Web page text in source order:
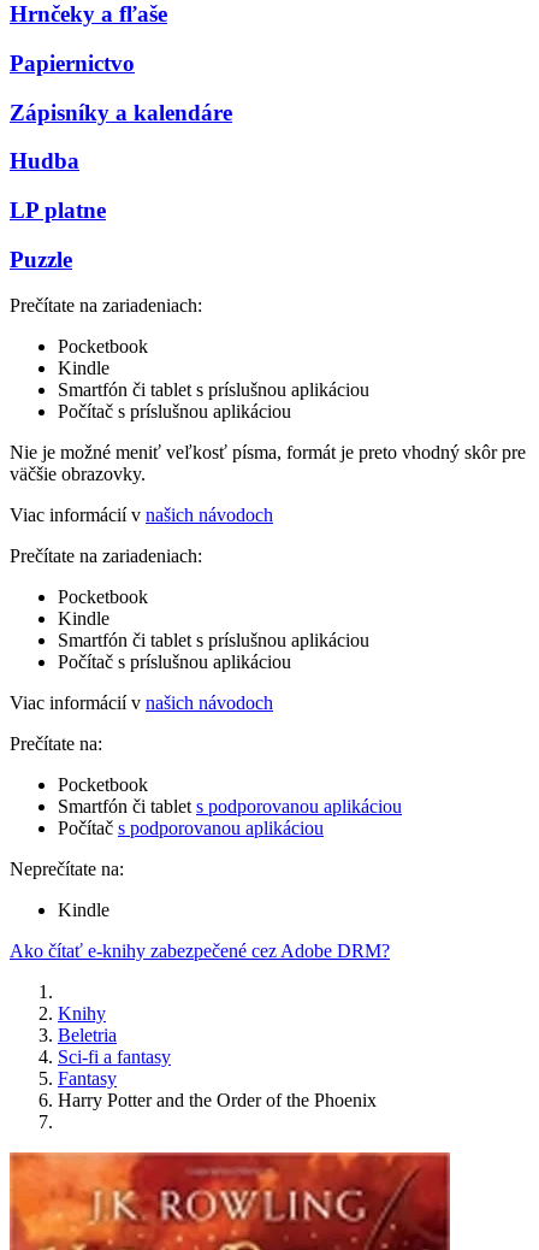
Hrnčeky a fľaše
Papiernictvo
Zápisníky a kalendáre
Hudba
LP platne
Puzzle
Prečítate na zariadeniach:
Pocketbook
Kindle
Smartfón či tablet s príslušnou aplikáciou
Počítač s príslušnou aplikáciou
Nie je možné meniť veľkosť písma, formát je preto vhodný skôr pre
väčšie obrazovky.
Viac informácií v našich návodoch
Prečítate na zariadeniach:
Pocketbook
Kindle
Smartfón či tablet s príslušnou aplikáciou
Počítač s príslušnou aplikáciou
Viac informácií v našich návodoch
Prečítate na:
Pocketbook
Smartfón či tablet s podporovanou aplikáciou
Počítač s podporovanou aplikáciou
Neprečítate na:
Kindle
Ako čítať e-knihy zabezpečené cez Adobe DRM?
Knihy
Beletria
Sci-fi a fantasy
Fantasy
Harry Potter and the Order of the Phoenix